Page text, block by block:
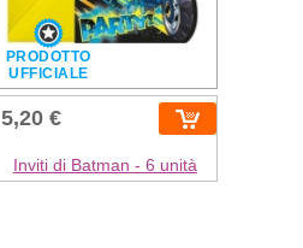
PRODOTTO
UFFICIALE
5,20 €
Inviti di Batman - 6 unità